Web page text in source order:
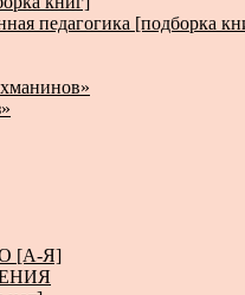
педагогика [подборка
[А-Я]